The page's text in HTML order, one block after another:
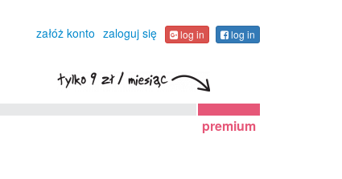
załóż konto zaloguj się log in log in
premium